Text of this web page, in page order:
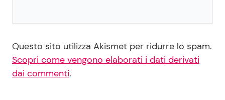
Questo sito utilizza Akismet per ridurre lo spam.
Scopri come vengono elaborati i dati derivati
dai commenti.